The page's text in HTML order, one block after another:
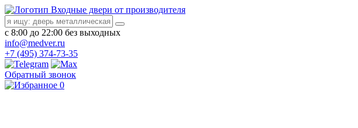
Входные двери от производителя
с 8:00 до 22:00 без выходных
info@medver.ru
+7 (495) 374-73-35
Обратный звонок
0